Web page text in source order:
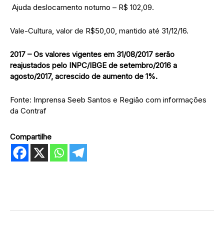
Ajuda deslocamento noturno – R$ 102,09.
Vale-Cultura, valor de R$50,00, mantido até 31/12/16.
2017 – Os valores vigentes em 31/08/2017 serão
reajustados pelo INPC/IBGE de setembro/2016 a
agosto/2017, acrescido de aumento de 1%.
Fonte: Imprensa Seeb Santos e Região com informações
da Contraf
Compartilhe